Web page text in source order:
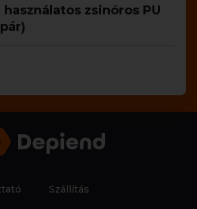
használatos zsinóros PU
Szállítás